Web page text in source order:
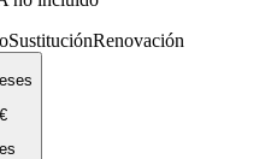
SustituciónRenovación